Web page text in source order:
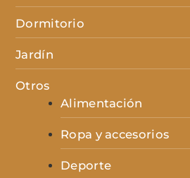
Dormitorio
Jardín
Otros
Alimentación
Ropa y accesorios
Deporte